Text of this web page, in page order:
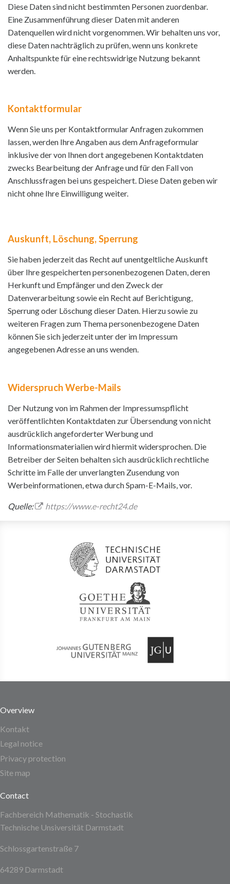
Diese Daten sind nicht bestimmten Personen zuordenbar.
Eine Zusammenführung dieser Daten mit anderen
Datenquellen wird nicht vorgenommen. Wir behalten uns vor,
diese Daten nachträglich zu prüfen, wenn uns konkrete
Anhaltspunkte für eine rechtswidrige Nutzung bekannt
werden.
Kontaktformular
Wenn Sie uns per Kontaktformular Anfragen zukommen
lassen, werden Ihre Angaben aus dem Anfrageformular
inklusive der von Ihnen dort angegebenen Kontaktdaten
zwecks Bearbeitung der Anfrage und für den Fall von
Anschlussfragen bei uns gespeichert. Diese Daten geben wir
nicht ohne Ihre Einwilligung weiter.
Auskunft, Löschung, Sperrung
Sie haben jederzeit das Recht auf unentgeltliche Auskunft
über Ihre gespeicherten personenbezogenen Daten, deren
Herkunft und Empfänger und den Zweck der
Datenverarbeitung sowie ein Recht auf Berichtigung,
Sperrung oder Löschung dieser Daten. Hierzu sowie zu
weiteren Fragen zum Thema personenbezogene Daten
können Sie sich jederzeit unter der im Impressum
angegebenen Adresse an uns wenden.
Widerspruch Werbe-Mails
Der Nutzung von im Rahmen der Impressumspflicht
veröffentlichten Kontaktdaten zur Übersendung von nicht
ausdrücklich angeforderter Werbung und
Informationsmaterialien wird hiermit widersprochen. Die
Betreiber der Seiten behalten sich ausdrücklich rechtliche
Schritte im Falle der unverlangten Zusendung von
Werbeinformationen, etwa durch Spam-E-Mails, vor.
Quelle: https://www.e-recht24.de
Overview
Kontakt
Legal notice
Privacy protection
Site map
Contact
Fachbereich Mathematik - Stochastik
Technische Unsiversität Darmstadt
Schlossgartenstraße 7
64289 Darmstadt